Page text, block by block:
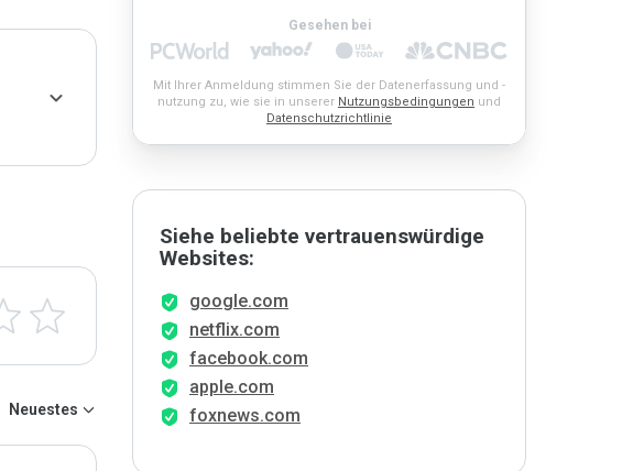
Neuestes
Gesehen bei
Mit Ihrer Anmeldung stimmen Sie der Datenerfassung und -
nutzung zu, wie sie in unserer Nutzungsbedingungen und
Datenschutzrichtlinie
Siehe beliebte vertrauenswürdige
Websites:
google.com
netflix.com
facebook.com
apple.com
foxnews.com